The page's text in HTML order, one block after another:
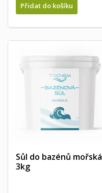
Přidat do košíku
Sůl do bazénů mořská
3kg